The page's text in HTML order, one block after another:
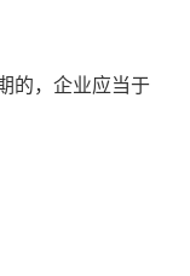
的，企业应当于